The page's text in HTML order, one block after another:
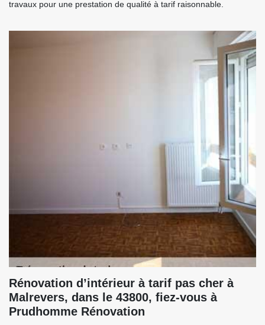
travaux pour une prestation de qualité à tarif raisonnable.
Rénovation d’intérieur à tarif pas cher à
Malrevers, dans le 43800, fiez-vous à
Prudhomme Rénovation